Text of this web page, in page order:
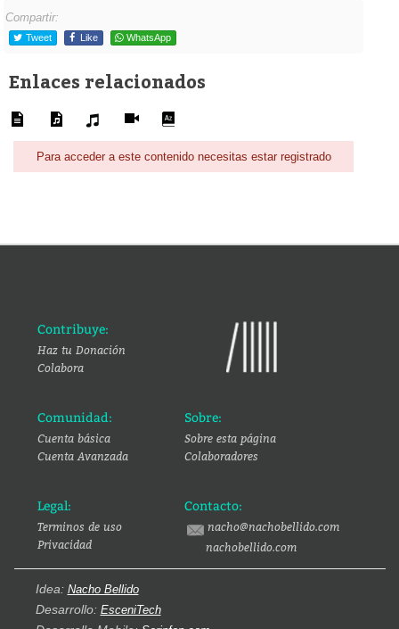
Compartir:
Tweet Like WhatsApp
Enlaces relacionados
Para acceder a este contenido necesitas estar registrado
Contribuye:
Haz tu Donación
Colabora
Comunidad:
Cuenta básica
Cuenta Avanzada
Sobre:
Sobre esta página
Colaboradores
Legal:
Terminos de uso
Privacidad
Contacto:
nacho@nachobellido.com
nachobellido.com
Idea: Nacho Bellido
Desarrollo: EsceniTech